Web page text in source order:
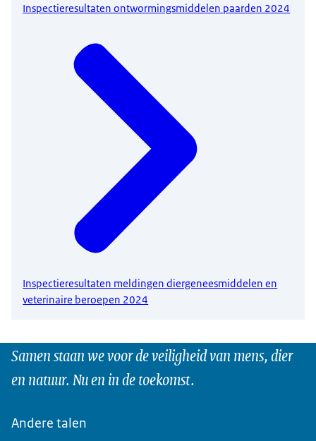
Inspectieresultaten ontwormingsmiddelen paarden 2024
Inspectieresultaten meldingen diergeneesmiddelen en
veterinaire beroepen 2024
Samen staan we voor de veiligheid van mens, dier
en natuur. Nu en in de toekomst.
Andere talen